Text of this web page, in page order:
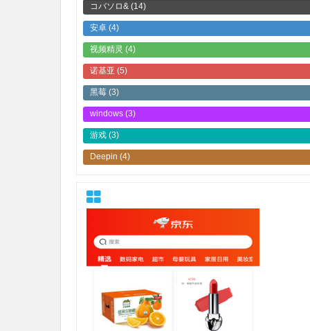
コバソロ& (14)
安卓 (4)
视频精灵 (4)
诺基亚 (5)
黑莓 (3)
windows (3)
游戏 (3)
Deepin (4)